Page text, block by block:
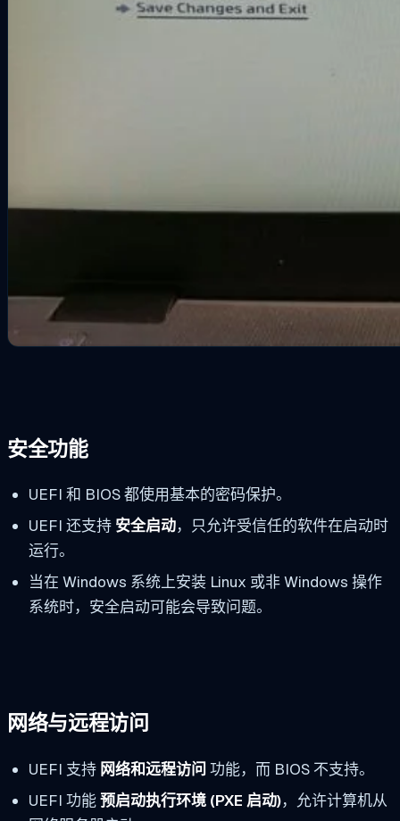
安全功能
UEFI 和 BIOS 都使用基本的密码保护。
UEFI 还支持 安全启动，只允许受信任的软件在启动时
运行。
当在 Windows 系统上安装 Linux 或非 Windows 操作
系统时，安全启动可能会导致问题。
网络与远程访问
UEFI 支持 网络和远程访问 功能，而 BIOS 不支持。
UEFI 功能预启动执行环境 (PXE 启动)，允许计算机从